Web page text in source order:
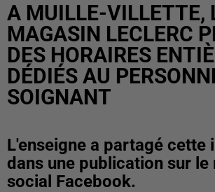
A MUILLE-VILLETTE,
MAGASIN LECLERC
DES HORAIRES
DÉDIÉS AU
SOIGNANT
L'enseigne a partagé cette
dans une publication sur le
social Facebook.